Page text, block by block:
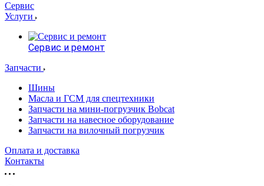
Сервис
Услуги
Сервис и ремонт
Запчасти
Шины
Масла и ГСМ для спецтехники
Запчасти на мини-погрузчик Bobcat
Запчасти на навесное оборудование
Запчасти на вилочный погрузчик
Оплата и доставка
Контакты